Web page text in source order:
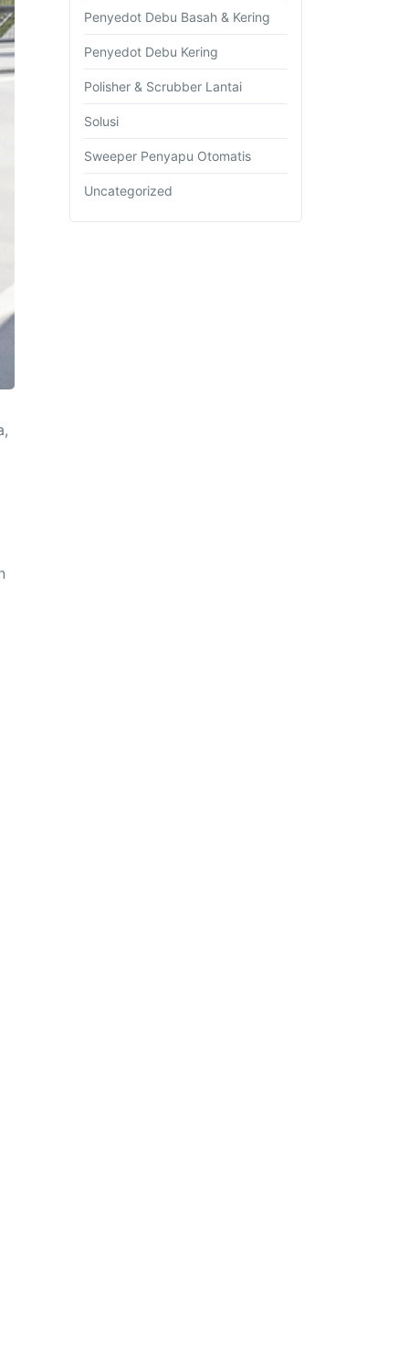
Penyedot Debu Basah & Kering
Penyedot Debu Kering
Polisher & Scrubber Lantai
Solusi
Sweeper Penyapu Otomatis
Uncategorized